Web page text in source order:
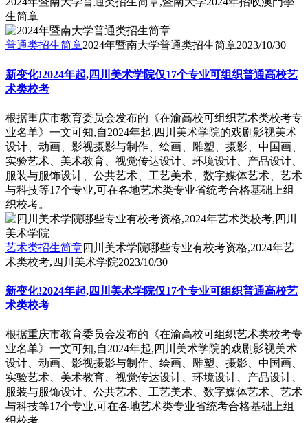
生简章
普通类招生简章2024年暨南大学普通类招生简章2023/10/30
新变化!2024年起,四川美术学院仅17个专业可组织普通高校艺
术类校考
根据重庆市教育委员会发布的《在渝高校可组织艺术类校考专
业名单》一文可知,自2024年起,四川美术学院的戏剧影视美术
设计、动画、影视摄影与制作、绘画、雕塑、摄影、中国画、
实验艺术、美术教育、视觉传达设计、环境设计、产品设计、
服装与服饰设计、公共艺术、工艺美术、数字媒体艺术、艺术
与科技等17个专业,可在各地艺术类专业省统考合格基础上组
织校考。
艺术类招生简章四川美术学院哪些专业有校考资格,2024年艺
术类校考,四川美术学院2023/10/30
新变化!2024年起,四川美术学院仅17个专业可组织普通高校艺
术类校考
根据重庆市教育委员会发布的《在渝高校可组织艺术类校考专
业名单》一文可知,自2024年起,四川美术学院的戏剧影视美术
设计、动画、影视摄影与制作、绘画、雕塑、摄影、中国画、
实验艺术、美术教育、视觉传达设计、环境设计、产品设计、
服装与服饰设计、公共艺术、工艺美术、数字媒体艺术、艺术
与科技等17个专业,可在各地艺术类专业省统考合格基础上组